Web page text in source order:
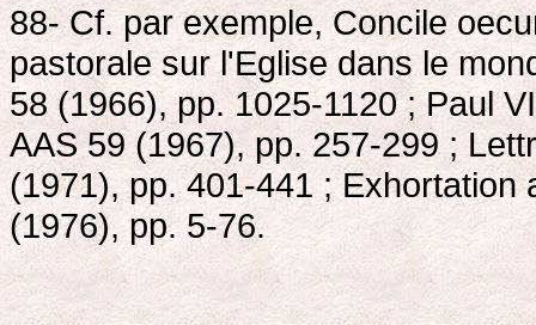
88- Cf. par exemple, Concile
pastorale sur l'Eglise dans le
58 (1966), pp. 1025-1120 ; Paul
AAS 59 (1967), pp. 257-299 ;
(1971), pp. 401-441 ; Exhortation
(1976), pp. 5-76.